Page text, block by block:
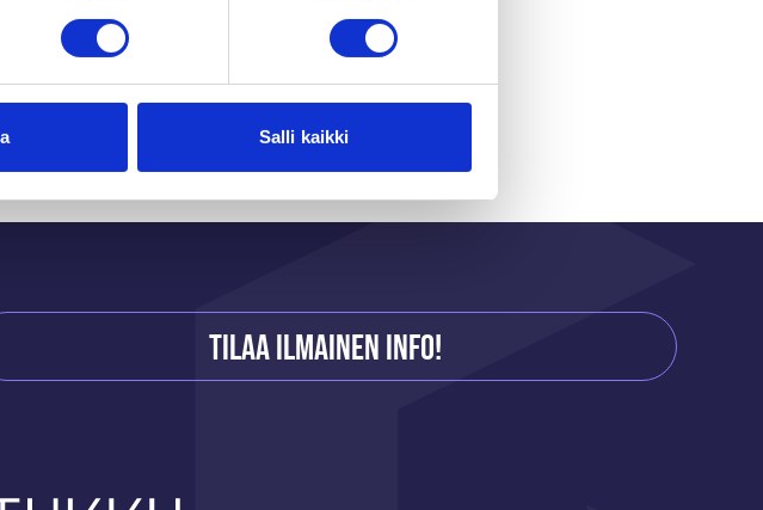
Salli kaikki
gillar
Tilaa ilmainen info!